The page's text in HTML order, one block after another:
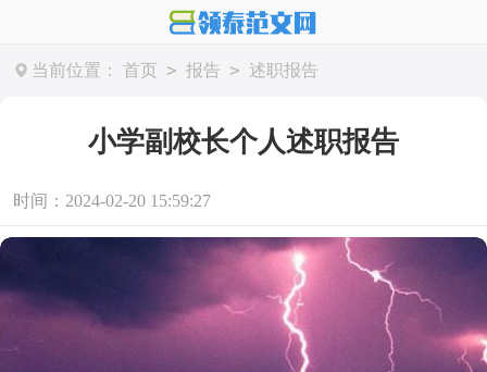
当前位置： 首页 > 报告 > 述职报告
小学副校长个人述职报告
时间：2024-02-20 15:59:27